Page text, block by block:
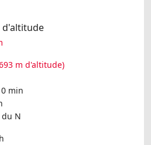
d'altitude
m d'altitude)
min
du N